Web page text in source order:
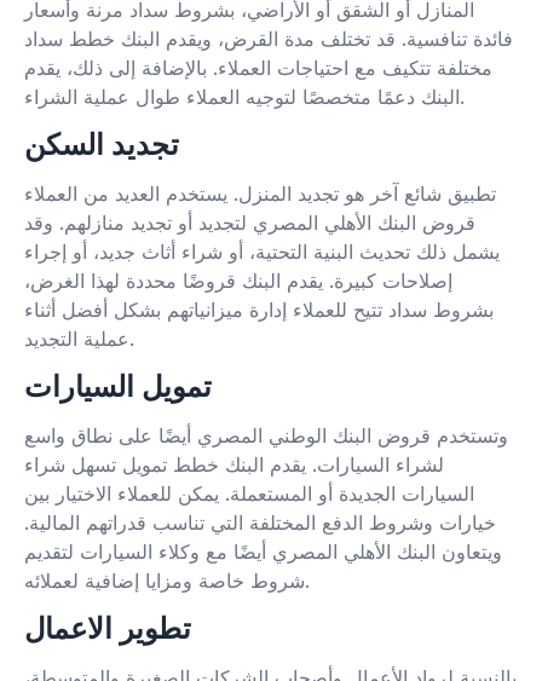
المنازل أو الشقق أو الأراضي، بشروط سداد مرنة وأسعار
فائدة تنافسية. قد تختلف مدة القرض، ويقدم البنك خطط سداد
مختلفة تتكيف مع احتياجات العملاء. بالإضافة إلى ذلك، يقدم
البنك دعمًا متخصصًا لتوجيه العملاء طوال عملية الشراء.
تجديد السكن
تطبيق شائع آخر هو تجديد المنزل. يستخدم العديد من العملاء
قروض البنك الأهلي المصري لتجديد أو تجديد منازلهم. وقد
يشمل ذلك تحديث البنية التحتية، أو شراء أثاث جديد، أو إجراء
إصلاحات كبيرة. يقدم البنك قروضًا محددة لهذا الغرض،
بشروط سداد تتيح للعملاء إدارة ميزانياتهم بشكل أفضل أثناء
عملية التجديد.
تمويل السيارات
وتستخدم قروض البنك الوطني المصري أيضًا على نطاق واسع
لشراء السيارات. يقدم البنك خطط تمويل تسهل شراء
السيارات الجديدة أو المستعملة. يمكن للعملاء الاختيار بين
خيارات وشروط الدفع المختلفة التي تناسب قدراتهم المالية.
ويتعاون البنك الأهلي المصري أيضًا مع وكلاء السيارات لتقديم
شروط خاصة ومزايا إضافية لعملائه.
تطوير الاعمال